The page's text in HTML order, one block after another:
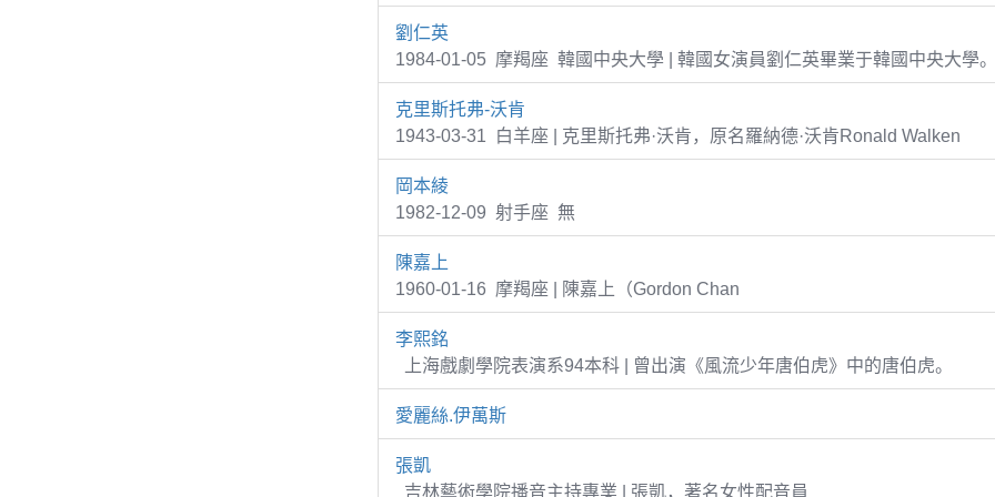
劉仁英
1984-01-05 摩羯座 韓國中央大學 | 韓國女演員劉仁英畢業于韓國中央大學
克里斯托弗-沃肯
1943-03-31 白羊座 | 克里斯托弗·沃肯，原名羅納德·沃肯Ronald Walken
岡本綾
1982-12-09 射手座 無
陳嘉上
1960-01-16 摩羯座 | 陳嘉上（Gordon Chan
李熙銘
上海戲劇學院表演系94本科 | 曾出演《風流少年唐伯虎》中的唐伯虎。
愛麗絲.伊萬斯
張凱
吉林藝術學院播音主持專業 | 張凱，著名女性配音員